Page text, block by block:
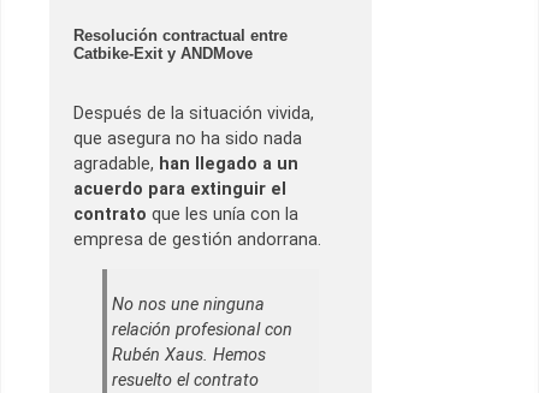
Resolución contractual entre
Catbike-Exit y ANDMove
Después de la situación vivida,
que asegura no ha sido nada
agradable, han llegado a un
acuerdo para extinguir el
contrato que les unía con la
empresa de gestión andorrana.
No nos une ninguna
relación profesional con
Rubén Xaus. Hemos
resuelto el contrato